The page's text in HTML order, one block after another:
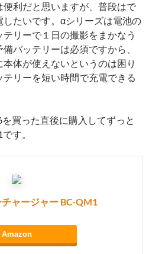
利だと思いますが、普段はで
たいです。αシリーズは電池の
リーで１日の撮影をまかなう
バッテリーは必須ですから、
体が使えないというのは困り
リーを短い時間で充電できる
買った直後に購入してずっと
す。
ャージャー BC-QM1
Amazon